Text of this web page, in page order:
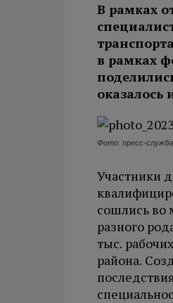
В рамках
в рамках
оказалось
Фото: пресс-
Участники
сошлись во
разного
тыс.
района.